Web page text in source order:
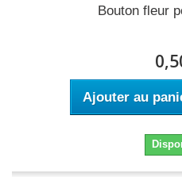
Bouton fleur
Ajouter au